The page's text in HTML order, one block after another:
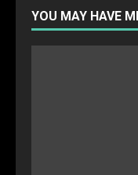
YOU MAY HAVE